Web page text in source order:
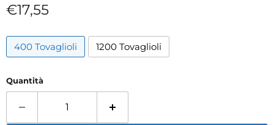
Prezzo attuale
€17,55
400 Tovaglioli 1200 Tovaglioli
Quantità